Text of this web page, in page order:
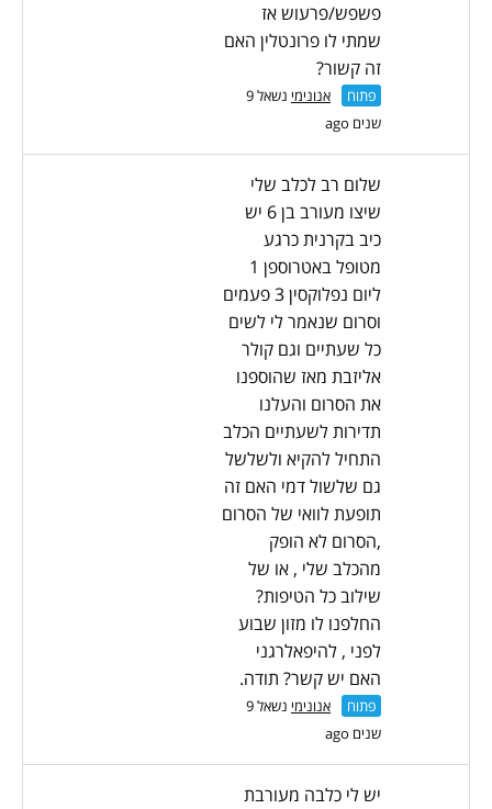
פשפש/פרעוש אז
שמתי לו פרונטלין האם
זה קשור?
פתוח אנונימי
נשאל 9
שנים ago
שלום רב לכלב שלי
שיצו מעורב בן 6 יש
כיב בקרנית כרגע
מטופל באטרוספן 1
ליום נפלוקסין 3 פעמים
וסרום שנאמר לי לשים
כל שעתיים וגם קולר
אליזבת מאז שהוספנו
את הסרום והעלנו
תדירות לשעתיים הכלב
התחיל להקיא ולשלשל
גם שלשול דמי האם זה
תופעת לוואי של הסרום
,הסרום לא הופק
מהכלב שלי , או של
שילוב כל הטיפות?
החלפנו לו מזון שבוע
לפני , להיפאלרגני
האם יש קשר? תודה.
פתוח אנונימי
נשאל 9
שנים ago
יש לי כלבה מעורבת